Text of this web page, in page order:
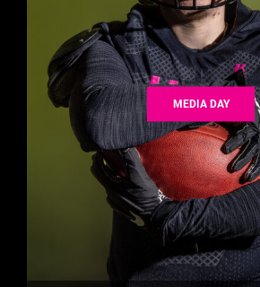
MEDIA DAY